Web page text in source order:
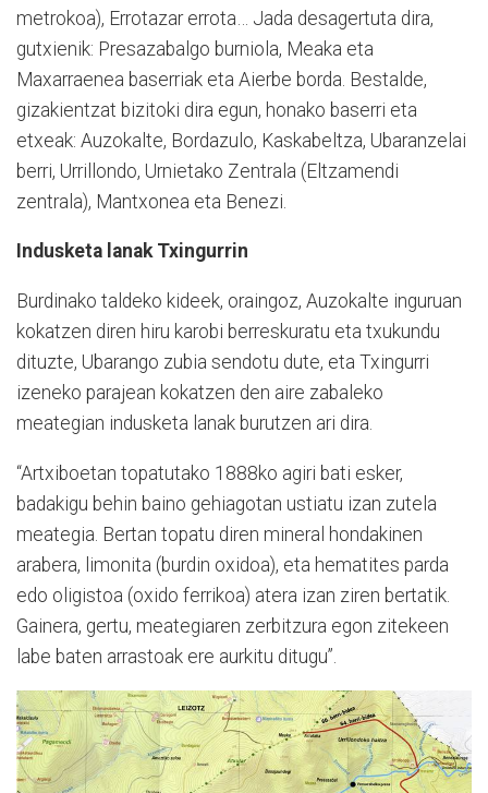
metrokoa), Errotazar errota… Jada desagertuta dira,
gutxienik: Presazabalgo burniola, Meaka eta
Maxarraenea baserriak eta Aierbe borda. Bestalde,
gizakientzat bizitoki dira egun, honako baserri eta
etxeak: Auzokalte, Bordazulo, Kaskabeltza, Ubaranzelai
berri, Urrillondo, Urnietako Zentrala (Eltzamendi
zentrala), Mantxonea eta Benezi.
Indusketa lanak Txingurrin
Burdinako taldeko kideek, oraingoz, Auzokalte inguruan
kokatzen diren hiru karobi berreskuratu eta txukundu
dituzte, Ubarango zubia sendotu dute, eta Txingurri
izeneko parajean kokatzen den aire zabaleko
meategian indusketa lanak burutzen ari dira.
“Artxiboetan topatutako 1888ko agiri bati esker,
badakigu behin baino gehiagotan ustiatu izan zutela
meategia. Bertan topatu diren mineral hondakinen
arabera, limonita (burdin oxidoa), eta hematites parda
edo oligistoa (oxido ferrikoa) atera izan ziren bertatik.
Gainera, gertu, meategiaren zerbitzura egon zitekeen
labe baten arrastoak ere aurkitu ditugu”.